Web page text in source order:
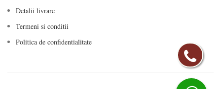
Detalii livrare
Termeni si conditii
Politica de confidentialitate